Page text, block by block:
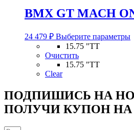
BMX GT MACH
24 479 ₽ Выберите параметры
15.75 "TT
Очистить
15.75 "TT
Clear
ПОДПИШИСЬ НА
ПОЛУЧИ КУПОН НА